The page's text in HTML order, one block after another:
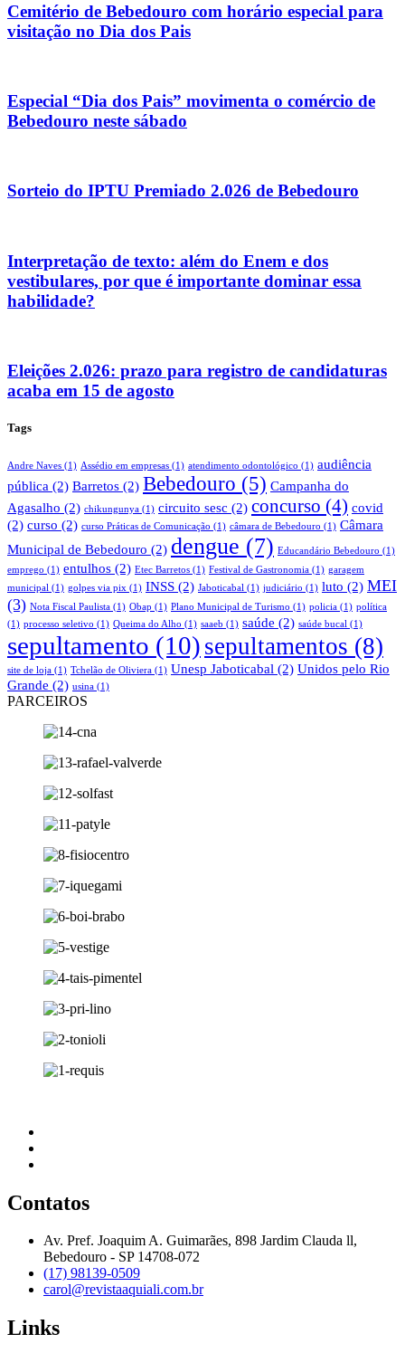
Cemitério de Bebedouro com horário especial para
visitação no Dia dos Pais
Especial “Dia dos Pais” movimenta o comércio de
Bebedouro neste sábado
Sorteio do IPTU Premiado 2.026 de Bebedouro
Interpretação de texto: além do Enem e dos
vestibulares, por que é importante dominar essa
habilidade?
Eleições 2.026: prazo para registro de candidaturas
acaba em 15 de agosto
Tags
Andre Naves (1) Assédio em empresas (1) atendimento odontológico (1) audiência
pública (2) Barretos (2) Bebedouro (5) Campanha do
Agasalho (2) chikungunya (1) circuito sesc (2) concurso (4) covid
(2) curso (2) curso Práticas de Comunicação (1) câmara de Bebedouro (1) Câmara
Municipal de Bebedouro (2) dengue (7) Educandário Bebedouro (1)
emprego (1) entulhos (2) Etec Barretos (1) Festival de Gastronomia (1) garagem
municipal (1) golpes via pix (1) INSS (2) Jaboticabal (1) judiciário (1) luto (2) MEI
(3) Nota Fiscal Paulista (1) Obap (1) Plano Municipal de Turismo (1) policia (1) política
(1) processo seletivo (1) Queima do Alho (1) saaeb (1) saúde (2) saúde bucal (1)
sepultamento (10) sepultamentos (8)
site de loja (1) Tchelão de Oliviera (1) Unesp Jaboticabal (2) Unidos pelo Rio
Grande (2) usina (1)
PARCEIROS
Contatos
Av. Pref. Joaquim A. Guimarães, 898 Jardim Clauda ll,
Bebedouro - SP 14708-072
(17) 98139-0509
carol@revistaaquiali.com.br
Links